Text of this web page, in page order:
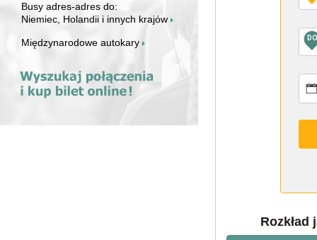
Busy adres-adres do:
Niemiec, Holandii i innych krajów
Międzynarodowe autokary DO
Rozkład